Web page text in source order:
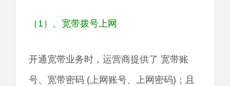
（1）、宽带拨号上网
开通宽带业务时，运营商提供了 宽带账
号、宽带密码 (上网账号、上网密码)；且